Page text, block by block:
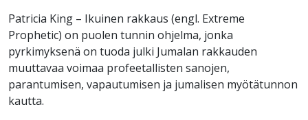
Patricia King – Ikuinen rakkaus (engl. Extreme
Prophetic) on puolen tunnin ohjelma, jonka
pyrkimyksenä on tuoda julki Jumalan rakkauden
muuttavaa voimaa profeetallisten sanojen,
parantumisen, vapautumisen ja jumalisen myötätunnon
kautta.